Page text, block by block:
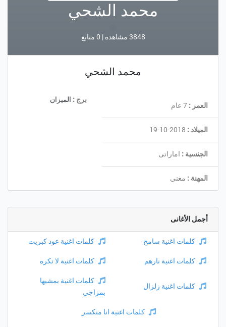
محمد الشحي
3848 مشاهده | 0 متابع
محمد الشحي
العمر :
الميلاد : 2018-10-19
الجنسية : اماراتى
المهنة : مغنى
برج : الميزان
أجمل الأغانى
كلمات اغنية سامح كلمات اغنية عود كبريت
كلمات اغنية نارهم كلمات اغنية لا تكره
كلمات اغنية زلزال
كلمات اغنية بمشيها
بمزاجي
كلمات اغنية انا منكسر